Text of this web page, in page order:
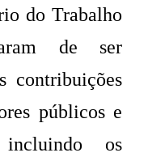
do Trabalho
de ser
contribuições
públicos e
os